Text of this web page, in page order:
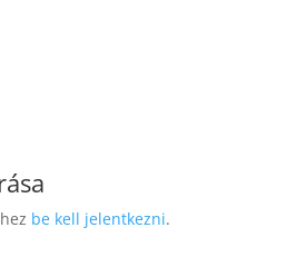
be kell jelentkezni.